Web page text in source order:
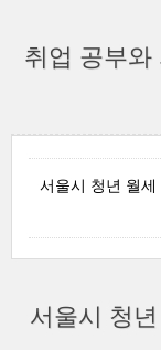
취업 공부와
서울시 청년 월
서울시 청